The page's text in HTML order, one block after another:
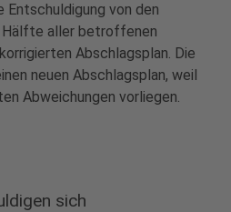
Entschuldigung von den
aller betroffenen
Abschlagsplan. Die
neuen Abschlagsplan, weil
Abweichungen vorliegen.
sich